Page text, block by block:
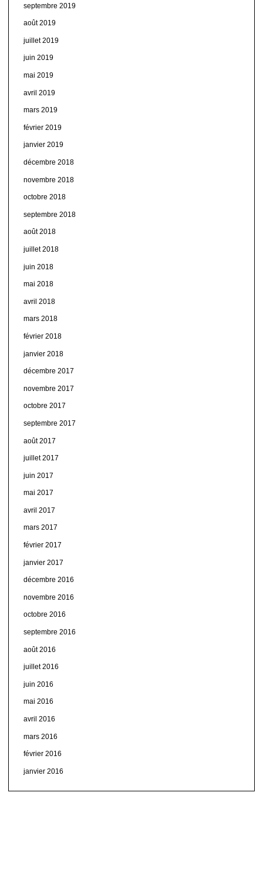
septembre 2019
août 2019
juillet 2019
juin 2019
mai 2019
avril 2019
mars 2019
février 2019
janvier 2019
décembre 2018
novembre 2018
octobre 2018
septembre 2018
août 2018
juillet 2018
juin 2018
mai 2018
avril 2018
mars 2018
février 2018
janvier 2018
décembre 2017
novembre 2017
octobre 2017
septembre 2017
août 2017
juillet 2017
juin 2017
mai 2017
avril 2017
mars 2017
février 2017
janvier 2017
décembre 2016
novembre 2016
octobre 2016
septembre 2016
août 2016
juillet 2016
juin 2016
mai 2016
avril 2016
mars 2016
février 2016
janvier 2016